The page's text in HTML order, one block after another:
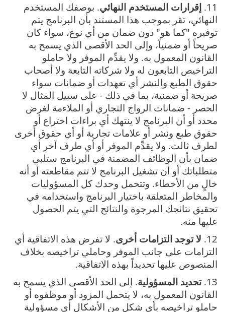
11. إقرارات المستخدم النهائي. بوصفك المستخدم
النهائي، تقر بموجب هذا المستند بأن البرنامج يتم
توفيره "كما هو" دون ضمان من أي نوع، سواء كان
صريحاً أو ضمنياً، وإلى الحد الأقصى الذي يسمح به
القانون المعمول به. ولا يقدِّم الموفر ولا حاملو
التراخيص التابعون له ولا شركاته التابعة ولا أصحاب
حقوق الطبع والنشر أي تعهدات أو ضمانات سواء
صريحة أو ضمنية، بما في ذلك - على سبيل المثال لا
الحصر - ضمانات الرواج التجاري أو الملاءمة لغرض
محدد أو أن البرنامج لا ينتهك أي براءات اختراع أو
حقوق طبع ونشر أو علامات تجارية أو أي حقوق أخرى
لطرف ثالث. ولا يقدِّم الموفر أو أي طرف آخر أي
ضمان بأن الوظائف المضمنة في البرنامج ستلبي
متطلباتك أو أن تشغيل البرنامج لا تتم مقاطعته أو أنه
خالٍ من الأخطاء. وتتحمل وحدك كل المسؤوليات
والمخاطر المتعلقة باختيار البرنامج واستخدامه في
تحقيق نتائجك المرجوة والنتائج التي يتم الحصول
عليها منه.
12. لا توجد التزامات أخرى. لا تفرض هذه الاتفاقية أي
التزامات على جانب الموفر وحاملي تراخيصه بخلاف
المنصوص عليها تحديداً بهذه الاتفاقية.
13. تحديد المسؤولية. إلى الحد الأقصى الذي يسمح به
القانون المعمول به، لا يتحمل المزود أو موظفوه أو
حاملو تراخيصه بأي شكل من الأشكال أي مسؤولية